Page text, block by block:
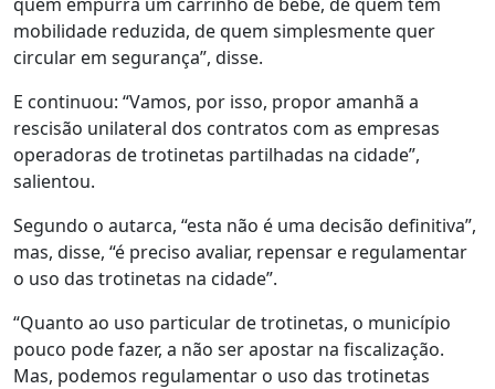
mobilidade reduzida, de quem simplesmente quer
circular em segurança”, disse.
E continuou: “Vamos, por isso, propor amanhã a
rescisão unilateral dos contratos com as empresas
operadoras de trotinetas partilhadas na cidade”,
salientou.
Segundo o autarca, “esta não é uma decisão definitiva”,
mas, disse, “é preciso avaliar, repensar e regulamentar
o uso das trotinetas na cidade”.
“Quanto ao uso particular de trotinetas, o município
pouco pode fazer, a não ser apostar na fiscalização.
Mas, podemos regulamentar o uso das trotinetas